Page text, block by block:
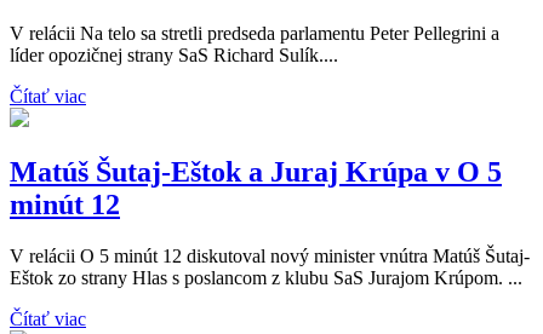
V relácii Na telo sa stretli predseda parlamentu Peter Pellegrini a
líder opozičnej strany SaS Richard Sulík....
Čítať viac
Matúš Šutaj-Eštok a Juraj Krúpa v O 5
minút 12
V relácii O 5 minút 12 diskutoval nový minister vnútra Matúš Šutaj-
Eštok zo strany Hlas s poslancom z klubu SaS Jurajom Krúpom. ...
Čítať viac